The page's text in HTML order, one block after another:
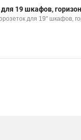
19 шкафов,
для 19" шкафов,